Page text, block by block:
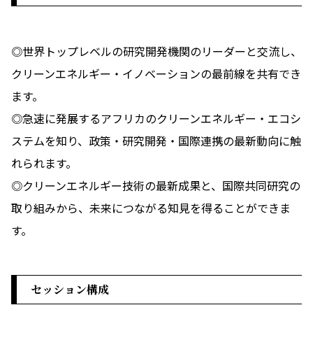
◎世界トップレベルの研究開発機関のリーダーと交流し、
クリーンエネルギー・イノベーションの最前線を共有でき
ます。
◎急速に発展するアフリカのクリーンエネルギー・エコシ
ステムを知り、政策・研究開発・国際連携の最新動向に触
れられます。
◎クリーンエネルギー技術の最新成果と、国際共同研究の
取り組みから、未来につながる知見を得ることができま
す。
セッション構成